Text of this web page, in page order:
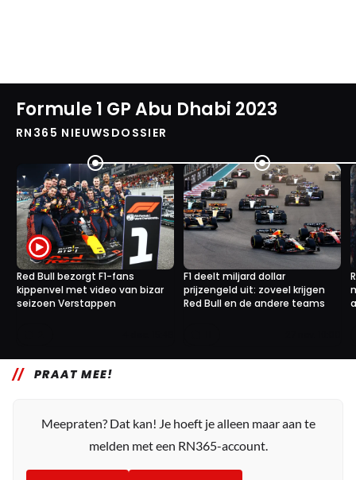
Formule 1 GP Abu Dhabi 2023
RN365 NIEUWSDOSSIER
Red Bull bezorgt F1-fans
kippenvel met video van bizar
seizoen Verstappen
F1 deelt miljard dollar
prijzengeld uit: zoveel krijgen
Red Bull en de andere teams
PRAAT MEE!
Meepraten? Dat kan! Je hoeft je alleen maar aan te
melden met een RN365-account.